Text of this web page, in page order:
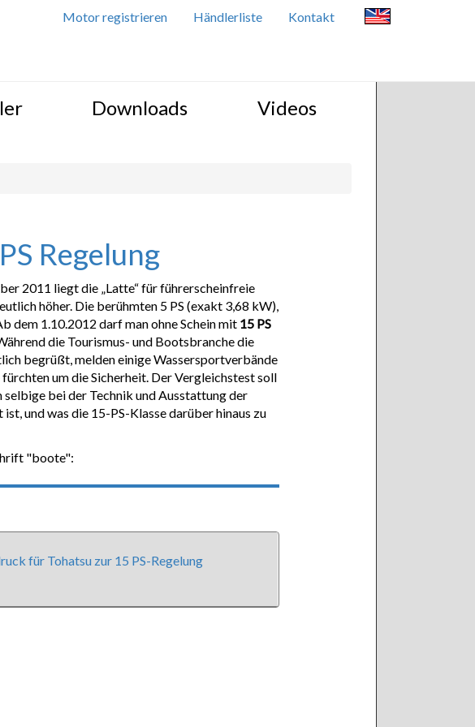
Motor registrieren Händlerliste Kontakt
Downloads Videos
Regelung
2011 liegt die „Latte“ für führerscheinfreie
höher. Die berühmten 5 PS (exakt 3,68 kW),
dem 1.10.2012 darf man ohne Schein mit 15 PS
die Tourismus- und Bootsbranche die
begrüßt, melden einige Wassersportverbände
fürchten um die Sicherheit. Der Vergleichstest soll
selbige bei der Technik und Ausstattung der
und was die 15-PS-Klasse darüber hinaus zu
"boote":
für Tohatsu zur 15 PS-Regelung